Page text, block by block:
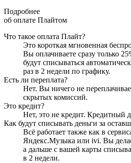
Подробнее
об оплате Плайтом
Что такое оплата Плайт?
Это короткая мгновенная
Вы оплачиваете сразу только 25
будут списываться
раз в 2 недели по графику.
Есть ли переплата?
Нет. Вы ничего не
скрытых комиссий.
Это кредит?
Нет, это не кредит. Кредитный
Как будут списывать деньги за
Всё работает также как в
Яндекс.Музыка или ivi. Вы
а дальше с вашей карты
в 2 недели.